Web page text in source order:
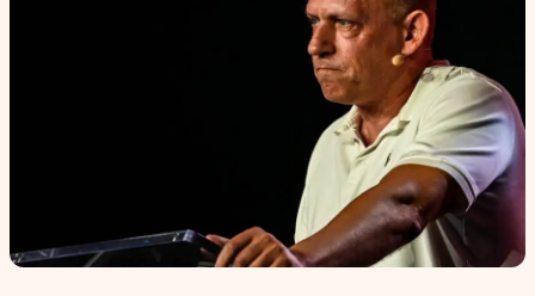
Brukervilkår
Cookiepolicy
Retningslinjer for rettelser
Redaksjonell policy
Informasjon